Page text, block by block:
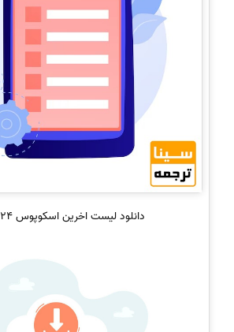
دانلود لیست اخرین اسکوپوس 2024